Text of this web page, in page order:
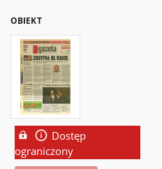
OBIEKT
Dostęp
ograniczony